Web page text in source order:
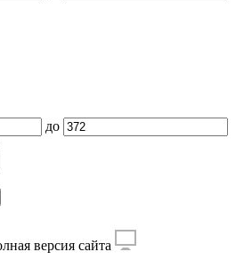
до
версия сайта